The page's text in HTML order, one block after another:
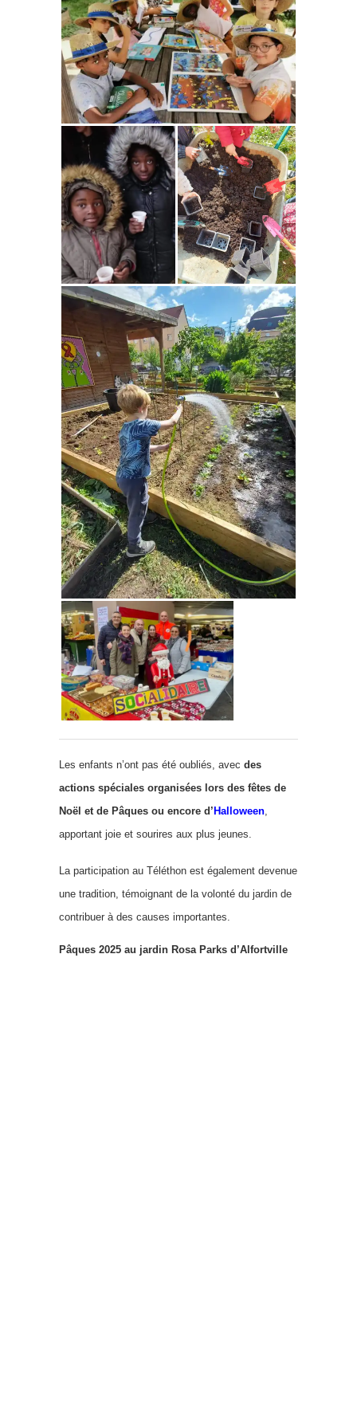
Les enfants n’ont pas été oubliés, avec des
actions spéciales organisées lors des fêtes de
Noël et de Pâques ou encore d’ Halloween,
apportant joie et sourires aux plus jeunes.
La participation au Téléthon est également devenue
une tradition, témoignant de la volonté du jardin de
contribuer à des causes importantes.
Pâques 2025 au jardin Rosa Parks d’Alfortville